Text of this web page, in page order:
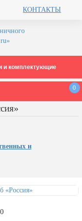
КОНТАКТЫ
и комплектующие
0
и